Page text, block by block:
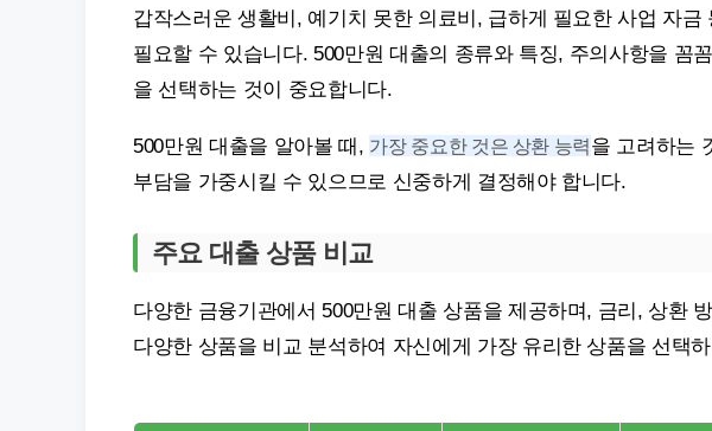
갑작스러운 생활비, 예기치 못한 의료비, 급하게 필요한 사업 자금
필요할 수 있습니다. 500만원 대출의 종류와 특징, 주의사항을 꼼
을 선택하는 것이 중요합니다.
500만원 대출을 알아볼 때, 가장 중요한 것은 상환 능력을 고려하는
부담을 가중시킬 수 있으므로 신중하게 결정해야 합니다.
주요 대출 상품 비교
다양한 금융기관에서 500만원 대출 상품을 제공하며, 금리, 상환
다양한 상품을 비교 분석하여 자신에게 가장 유리한 상품을 선택